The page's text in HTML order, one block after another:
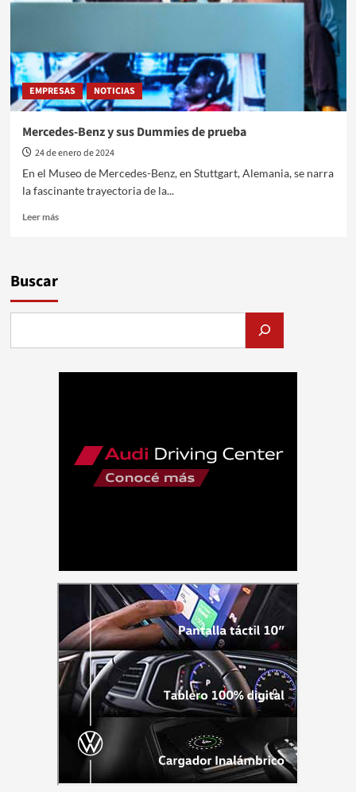
EMPRESAS NOTICIAS
Mercedes-Benz y sus Dummies de prueba
24 de enero de 2024
En el Museo de Mercedes-Benz, en Stuttgart, Alemania, se narra
la fascinante trayectoria de la...
Leer másLeer
sus
prueba
Buscar